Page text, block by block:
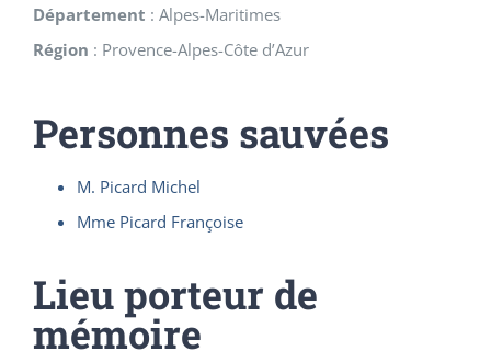
Département : Alpes-Maritimes
Région : Provence-Alpes-Côte d’Azur
Personnes sauvées
M. Picard Michel
Mme Picard Françoise
Lieu porteur de
mémoire